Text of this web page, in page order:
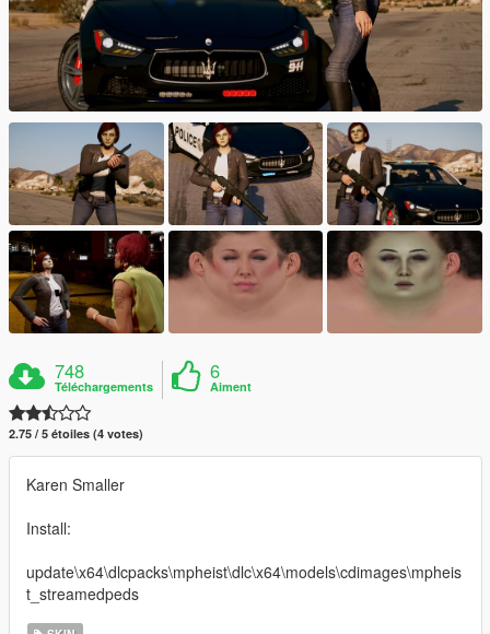
748
Téléchargements
6
Aiment
2.75 / 5 étoiles (4 votes)
Karen Smaller
Install:
update\x64\dlcpacks\mpheist\dlc\x64\models\cdimages\mpheis
t_streamedpeds